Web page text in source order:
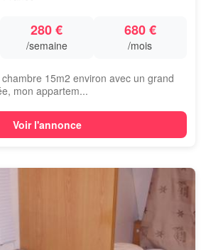
280 €
/semaine
680 €
/mois
15m2 environ avec un grand
mon appartem...
Voir l'annonce